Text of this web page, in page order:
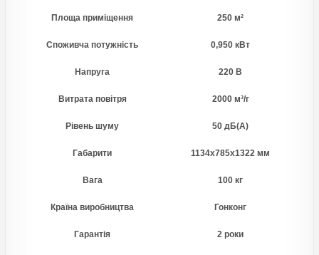
Площа приміщення 250 м²
Споживча потужність 0,950 кВт
Напруга 220 В
Витрата повітря 2000 м³/г
Рівень шуму 50 дБ(А)
Габарити 1134x785x1322 мм
Вага 100 кг
Країна виробництва Гонконг
Гарантія 2 роки